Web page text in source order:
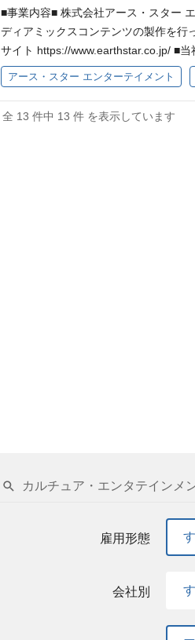
ネルの企画・運営に関わる業務経験を
に施策を立案した経験 【歓迎条件】
たは実務経験 【求める人物像】 コミ
無い方 事業実績、数値実績に対して
関係者と相互に情報交換・協力し、迅
ポレートサイト https://
件】 Word/Excel/PowerPointが使用で
できる方 Premiere Proなど映像編集
折衝などの進行管理スキル 【求める
きる方 人をサポートすることが得意
イメントについて】 ▼アース・スター
■事業内容■ 株式会社アース・スター
ディアミックスコンテンツの製作を
サイト https://www.earthstar.co.jp/ ■
た上で、アニメ化・ゲーム化・声優に
画～拡大までワンストップで、コンテ
男子】 https://www.hokodan.com/ 【
補助業務を一貫してご担当いただき
ーチや新規アイデア提案 収録現場で
理 物流の調整 など (変更の範囲) 変
アース・スター エンターテイメント
全 13 件中 13 件 を表示しています
カルチュア・エンタテインメ
雇用形態
会社別